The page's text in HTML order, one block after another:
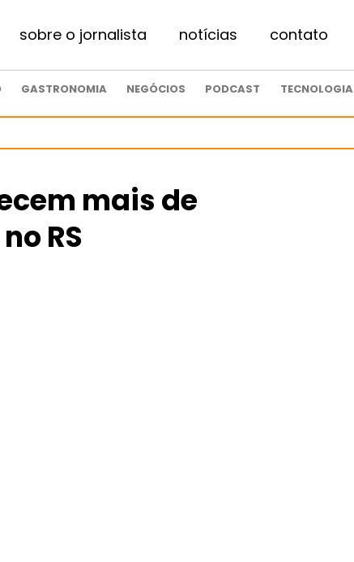
sobre o jornalista notícias contato
GASTRONOMIA NEGÓCIOS PODCAST TECNOLOGIA
mais de
RS